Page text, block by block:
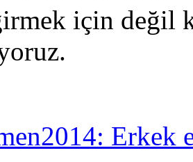
için değil
Erkek